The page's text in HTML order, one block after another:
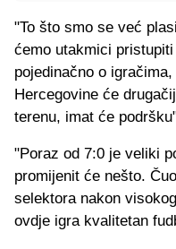
"To što smo se već
ćemo utakmici
pojedinačno o
Hercegovine će
terenu, imat će
"Poraz od 7:0 je veliki
promijenit će nešto.
selektora nakon
ovdje igra kvalitetan